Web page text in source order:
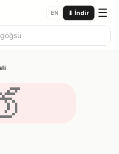
EN ⬇ İndir ☰